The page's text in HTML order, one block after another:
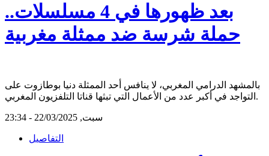
بعد ظهورها في 4 مسلسلات..
حملة شرسة ضد ممثلة مغربية
بالمشهد الدرامي المغربي، لا ينافس أحد الممثلة دنيا بوطازوت على
التواجد في أكبر عدد من الأعمال التي تبثها قناتا التلفزيون المغربي.
سبت, 22/03/2025 - 23:34
التفاصيل